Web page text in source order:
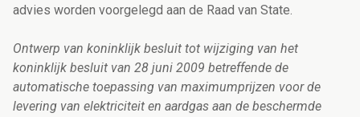
advies worden voorgelegd aan de Raad van State.
Ontwerp van koninklijk besluit tot wijziging van het
koninklijk besluit van 28 juni 2009 betreffende de
automatische toepassing van maximumprijzen voor de
levering van elektriciteit en aardgas aan de beschermde